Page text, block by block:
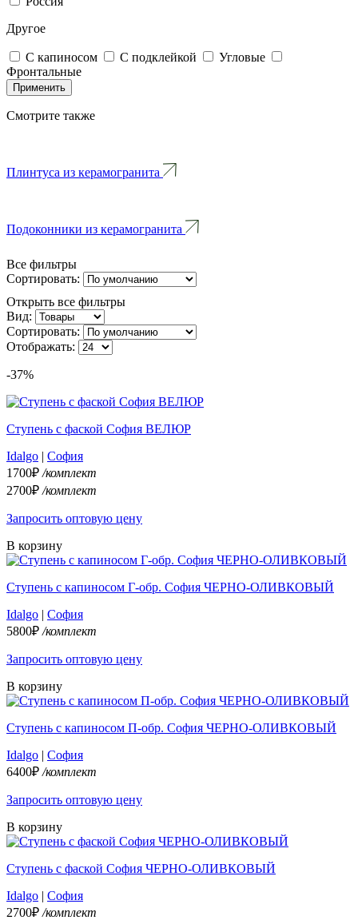
Другое
С капиносом С подклейкой
Угловые
Фронтальные
Применить
Смотрите также
Плинтуса из керамогранита
Подоконники из керамогранита
Все фильтры
Сортировать:
Открыть все фильтры
Вид:
Сортировать:
Отображать:
-37%
Ступень с фаской София ВЕЛЮР
Idalgo | София
1700₽ /комплект
2700₽ /комплект
Запросить оптовую цену
В корзину
Ступень с капиносом Г-обр. София ЧЕРНО-ОЛИВКОВЫЙ
Idalgo | София
5800₽ /комплект
Запросить оптовую цену
В корзину
Ступень с капиносом П-обр. София ЧЕРНО-ОЛИВКОВЫЙ
Idalgo | София
6400₽ /комплект
Запросить оптовую цену
В корзину
Ступень с фаской София ЧЕРНО-ОЛИВКОВЫЙ
Idalgo | София
2700₽ /комплект